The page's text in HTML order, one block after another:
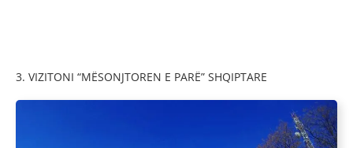
3. VIZITONI “MËSONJTOREN E PARË” SHQIPTARE